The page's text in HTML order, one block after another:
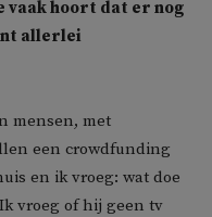
vaak hoort dat er nog
allerlei
mensen, met
een crowdfunding
en ik vroeg: wat doe
vroeg of hij geen tv